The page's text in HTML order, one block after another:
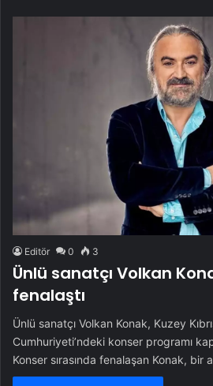
Editör 0 3
Ünlü sanatçı Volkan
fenalaştı
Ünlü sanatçı Volkan Konak, Kuzey
Cumhuriyeti’ndeki konser programı
Konser sırasında fenalaşan Konak, bir